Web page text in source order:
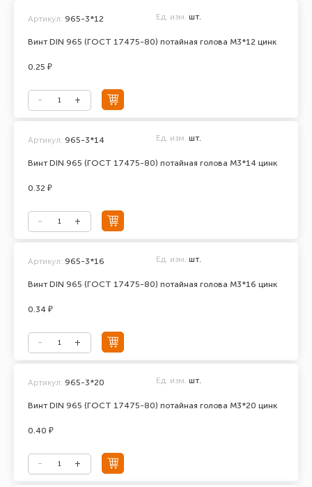
Винт DIN 965 (ГОСТ 17475-80) потайная голова М3*12 цинк
Артикул: 965-3*12 Ед. изм. шт.
0.25 ₽
Винт DIN 965 (ГОСТ 17475-80) потайная голова М3*14 цинк
Артикул: 965-3*14 Ед. изм. шт.
0.32 ₽
Винт DIN 965 (ГОСТ 17475-80) потайная голова М3*16 цинк
Артикул: 965-3*16 Ед. изм. шт.
0.34 ₽
Винт DIN 965 (ГОСТ 17475-80) потайная голова М3*20 цинк
Артикул: 965-3*20 Ед. изм. шт.
0.40 ₽